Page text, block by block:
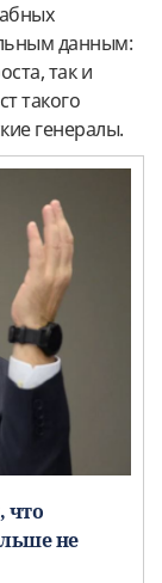
данным:
так и
такого
генералы.
что
не